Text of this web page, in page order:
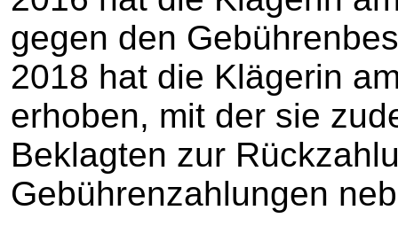
gegen den
2018 hat die Klägerin
erhoben, mit der sie
Beklagten zur
Gebührenzahlungen